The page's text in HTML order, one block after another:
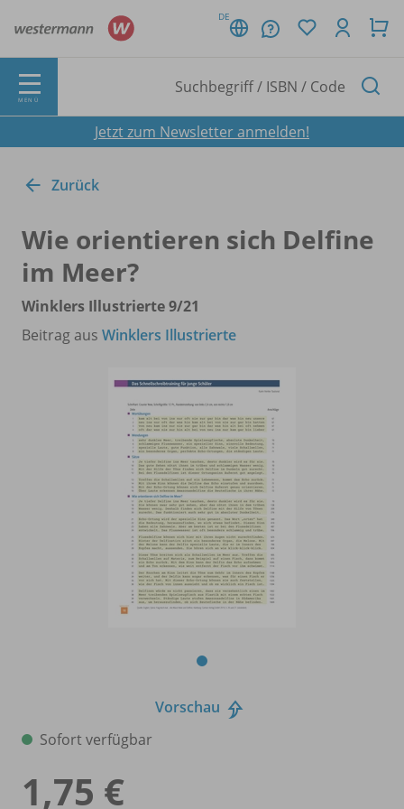
DE
MENÜ
Jetzt zum Newsletter anmelden!
Zurück
Wie orientieren sich Delfine
im Meer?
Winklers Illustrierte 9/21
Beitrag aus Winklers Illustrierte
Vorschau
Sofort verfügbar
1,75 €